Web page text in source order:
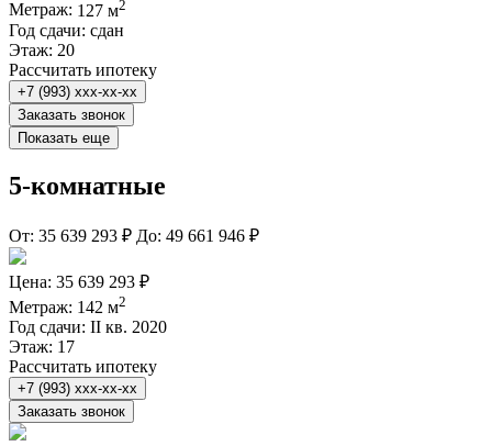
Метраж: 127 м2
Год сдачи: сдан
Этаж: 20
Рассчитать ипотеку
+7 (993) xxx-xx-xx
Заказать звонок
Показать еще
5-комнатные
От: 35 639 293 ₽ До: 49 661 946 ₽
Цена: 35 639 293 ₽
Метраж: 142 м2
Год сдачи: II кв. 2020
Этаж: 17
Рассчитать ипотеку
+7 (993) xxx-xx-xx
Заказать звонок